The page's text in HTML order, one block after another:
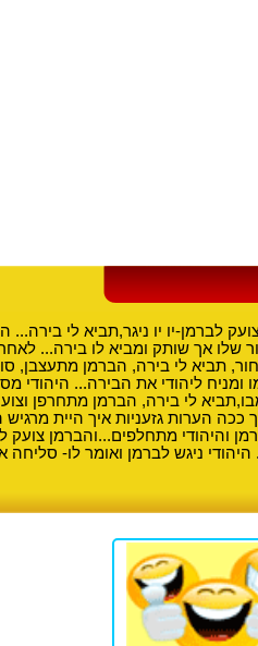
לברמן-יו יו ניגר,תביא לי
שלו אך שותק ומביא לו בירה...
תביא לי בירה, הברמן מתעצבן,
ליהודי את הבירה... היהודי
לי בירה, הברמן מתחרפן
ככה הערות גזעניות איך היית מרגיש
והיהודי מתחלפים...והברמן צועק
היהודי ניגש לברמן ואומר לו- סליחה